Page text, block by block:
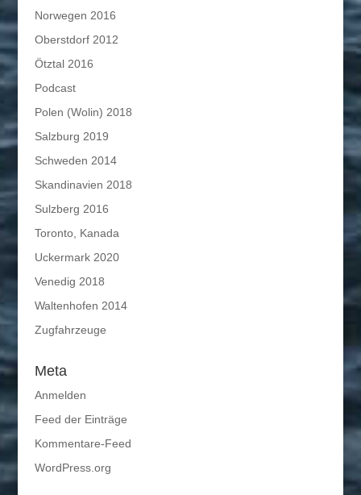
Norwegen 2016
Oberstdorf 2012
Ötztal 2016
Podcast
Polen (Wolin) 2018
Salzburg 2019
Schweden 2014
Skandinavien 2018
Sulzberg 2016
Toronto, Kanada
Uckermark 2020
Venedig 2018
Waltenhofen 2014
Zugfahrzeuge
Meta
Anmelden
Feed der Einträge
Kommentare-Feed
WordPress.org